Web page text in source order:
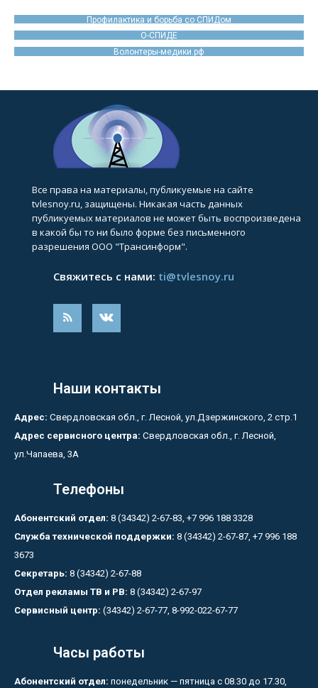
Профилактика и борьба со СПИДом
О-СПИДЕ
Волонтеры-медики.рф
Все права на материалы, публикуемые на сайте
tvlesnoy.ru, защищены. Никакая часть данных
публикуемых материалов не может быть воспроизведена
в какой бы то ни было форме без письменного
разрешения ООО "Трансинформ".
Свяжитесь с нами: ti@tvlesnoy.ru
Наши контакты
Адрес: Свердловская обл., г. Лесной, ул.Дзержинского, 2 стр.1
Адрес сервисного центра: Свердловская обл., г. Лесной,
ул.Чапаева, 3А
Телефоны
Абонентский отдел: 8 (34342) 2-67-83, +7 996 188 3328
Служба технической поддержки: 8 (34342) 2-67-87, +7 996 188
3673
Секретарь: 8 (34342) 2-67-88
Отдел рекламы ТВ и РВ: 8 (34342) 2-67-97
Сервисный центр: (34342) 2-67-77, 8-992-022-67-77
Часы работы
Абонентский отдел: понедельник — пятница с 08.30 до 17.30,